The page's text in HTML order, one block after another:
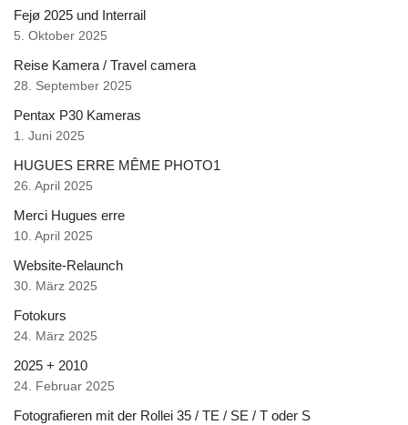
Fejø 2025 und Interrail
5. Oktober 2025
Reise Kamera / Travel camera
28. September 2025
Pentax P30 Kameras
1. Juni 2025
HUGUES ERRE MÊME PHOTO1
26. April 2025
Merci Hugues erre
10. April 2025
Website-Relaunch
30. März 2025
Fotokurs
24. März 2025
2025 + 2010
24. Februar 2025
Fotografieren mit der Rollei 35 / TE / SE / T oder S